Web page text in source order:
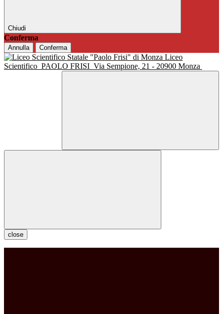
Chiudi
Conferma
Annulla Conferma
Liceo
Scientifico PAOLO FRISI Via Sempione, 21 - 20900 Monza
close